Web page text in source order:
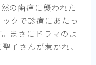
の歯痛に襲われた
クで診療にあたっ
まさにドラマのよ
子さんが惹かれ、